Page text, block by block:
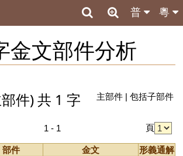
粵
普
金文部件分析
件) 共 1 字 主部件| 包括子部件
1 - 1 頁
部件 金文 形義通解